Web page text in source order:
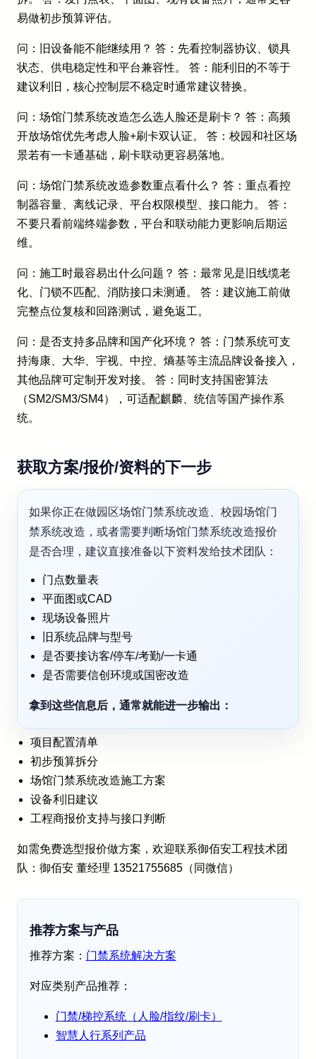
易做初步预算评估。
问：旧设备能不能继续用？ 答：先看控制器协议、锁具
状态、供电稳定性和平台兼容性。 答：能利旧的不等于
建议利旧，核心控制层不稳定时通常建议替换。
问：场馆门禁系统改造怎么选人脸还是刷卡？ 答：高频
开放场馆优先考虑人脸+刷卡双认证。 答：校园和社区场
景若有一卡通基础，刷卡联动更容易落地。
问：场馆门禁系统改造参数重点看什么？ 答：重点看控
制器容量、离线记录、平台权限模型、接口能力。 答：
不要只看前端终端参数，平台和联动能力更影响后期运
维。
问：施工时最容易出什么问题？ 答：最常见是旧线缆老
化、门锁不匹配、消防接口未测通。 答：建议施工前做
完整点位复核和回路测试，避免返工。
问：是否支持多品牌和国产化环境？ 答：门禁系统可支
持海康、大华、宇视、中控、熵基等主流品牌设备接入，
其他品牌可定制开发对接。 答：同时支持国密算法
（SM2/SM3/SM4），可适配麒麟、统信等国产操作系
统。
获取方案/报价/资料的下一步
如果你正在做园区场馆门禁系统改造、校园场馆门
禁系统改造，或者需要判断场馆门禁系统改造报价
是否合理，建议直接准备以下资料发给技术团队：
门点数量表
平面图或CAD
现场设备照片
旧系统品牌与型号
是否要接访客/停车/考勤/一卡通
是否需要信创环境或国密改造
拿到这些信息后，通常就能进一步输出：
项目配置清单
初步预算拆分
场馆门禁系统改造施工方案
设备利旧建议
工程商报价支持与接口判断
如需免费选型报价做方案，欢迎联系御佰安工程技术团
队：御佰安 董经理 13521755685（同微信）
推荐方案与产品
推荐方案： 门禁系统解决方案
对应类别产品推荐：
门禁/梯控系统（人脸/指纹/刷卡）
智慧人行系列产品